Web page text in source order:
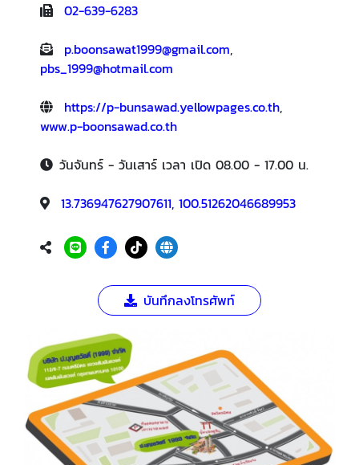
02-639-6283
p.boonsawat1999@gmail.com,
pbs_1999@hotmail.com
https://p-bunsawad.yellowpages.co.th,
www.p-boonsawad.co.th
วันจันทร์ - วันเสาร์ เวลา เปิด 08.00 - 17.00 น.
13.736947627907611, 100.51262046689953
บันทึกลงโทรศัพท์